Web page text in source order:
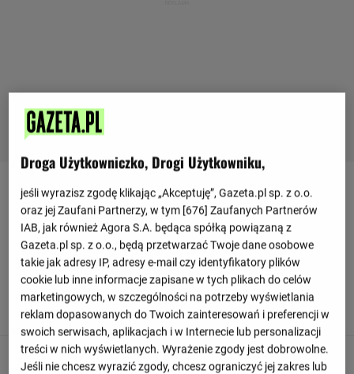
Relacja z meczu Greuther Fuerth - Darmstadt
Odśwież
90+ 10'
To już wszystko! Sędzia odgwizduje koniec meczu.
90 + 8'
Droga Użytkowniczko, Drogi Użytkowniku,
jeśli wyrazisz zgodę klikając „Akceptuję”, Gazeta.pl sp. z o.o.
oraz jej Zaufani Partnerzy, w tym [676] Zaufanych Partnerów
IAB, jak również Agora S.A. będąca spółką powiązaną z
Gazeta.pl sp. z o.o., będą przetwarzać Twoje dane osobowe
takie jak adresy IP, adresy e-mail czy identyfikatory plików
cookie lub inne informacje zapisane w tych plikach do celów
marketingowych, w szczególności na potrzeby wyświetlania
reklam dopasowanych do Twoich zainteresowań i preferencji w
swoich serwisach, aplikacjach i w Internecie lub personalizacji
treści w nich wyświetlanych. Wyrażenie zgody jest dobrowolne.
Jeśli nie chcesz wyrazić zgody, chcesz ograniczyć jej zakres lub